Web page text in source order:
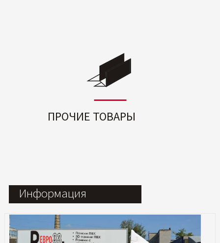
ПРОЧИЕ ТОВАРЫ
Информация